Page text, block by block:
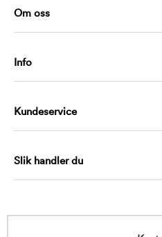
Om oss
Info
Kundeservice
Slik handler du